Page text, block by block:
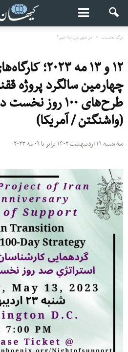
برگ نخست در شهر من چه خبر؟
۱۲ و ۱۳ مه
چهارمین سالگرد پروژه
طرح‌های ۱۰۰ روز
(واشنگتن / آمریکا)
سه شنبه ۱۹ اردیبهشت ۱۴۰۲ برابر با ۰۹ مه ۲۰۲۳